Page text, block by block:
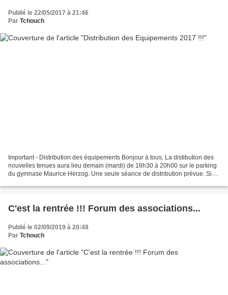
Publié le 22/05/2017 à 21:46
Par Tchouch
Important - Distribution des équipements Bonjour à tous, La distibution des
nouvelles tenues aura lieu demain (mardi) de 18h30 à 20h00 sur le parking
du gymnase Maurice Herzog. Une seule séance de distribution prévue. Si
C'est la rentrée !!! Forum des associations...
Publié le 02/09/2019 à 20:48
Par Tchouch